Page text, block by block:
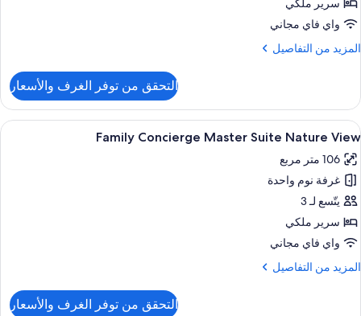
SwimUp
سرير ملكي
واي فاي مجاني
المزيد من التفاصيل
المزيد
Family
Concierge
Master
SwimUp
التحقق من توفر الغرف والأسعار
استعراض
جميع
صور
Family
Concierge
Master
Suite
Nature
View
6
Family Concierge Master Suite Nature View
106 متر مربع
غرفة نوم واحدة
يتّسع لـ 3
سرير ملكي
واي فاي مجاني
المزيد من التفاصيل
المزيد
التحقق من توفر الغرف والأسعار